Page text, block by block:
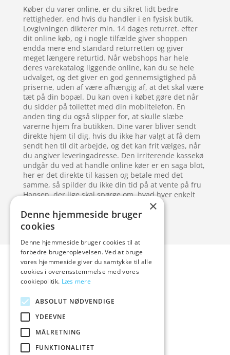
Køber du varer online, er du sikret lidt bedre
rettigheder, end hvis du handler i en fysisk butik.
Lovgivningen dikterer min. 14 dages returret. efter
dit online køb, og i nogle tilfælde giver shoppen
endda mere end standard returretten og giver
meget længere returtid. Når webshops har hele
deres varekatalog liggende online, kan du se hele
udvalget, og det giver en god gennemsigtighed på
priserne, uden af være afhængig af, at det skal være
tæt på din bopæl. Du kan oven i købet gøre det når
du sidder på toilettet med din mobiltelefon. En
anden ting du også slipper for, at skulle slæbe
varerne hjem fra butikken. Dine varer bliver sendt
direkte hjem til dig, hvis du ikke har valgt at få dem
sendt hen til dit arbejde, og det kan frit vælges, når
du angiver leveringadresse. Den irriterende kassekø
undgår du ved at handle online køer er en saga blot,
her er det direkte til kassen og betale med det
samme, så spilder du ikke din tid på at vente på fru
Hansen, der lige skal spørge om, hvad hver enkelt
Forside
Varer
Kontakt
Artikler
hvidevaremagasinet
×
Denne hjemmeside bruger
cookies
Denne hjemmeside bruger cookies til at
forbedre brugeroplevelsen. Ved at bruge
vores hjemmeside giver du samtykke til alle
cookies i overensstemmelse med vores
cookiepolitik. Læs mere
ABSOLUT NØDVENDIGE
YDEEVNE
MÅLRETNING
FUNKTIONALITET